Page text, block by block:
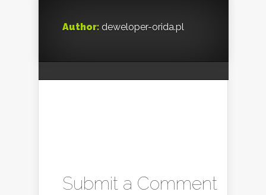
Author: deweloper-orida.pl
Submit a Comment